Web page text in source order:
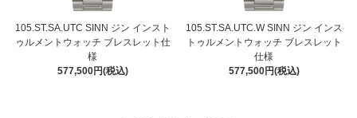
105.ST.SA.UTC SINN ジン インスト
ゥルメントウォッチ ブレスレット仕
様
577,500円(税込)
105.ST.SA.UTC.W SINN ジン インス
トゥルメントウォッチ ブレスレット
仕様
577,500円(税込)